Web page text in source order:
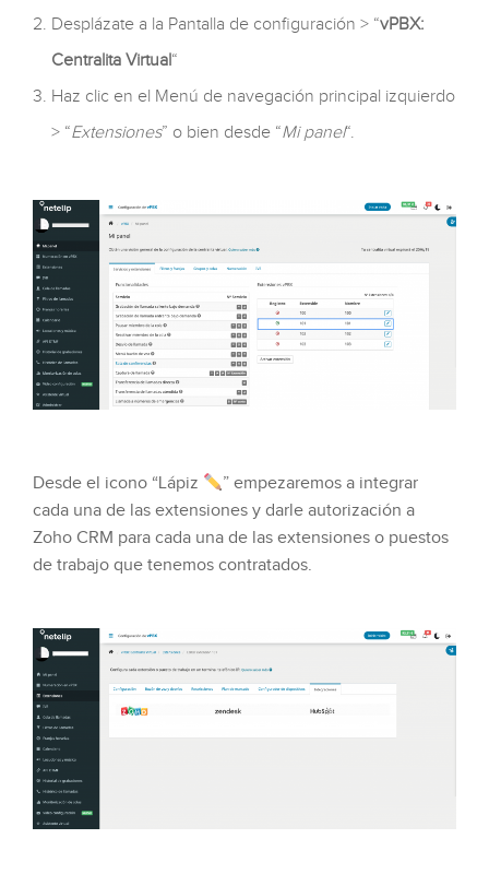
Desplázate a la Pantalla de configuración > “vPBX:
Centralita Virtual“
Haz clic en el Menú de navegación principal izquierdo
> “Extensiones” o bien desde “Mi panel“.
Desde el icono “Lápiz
” empezaremos a integrar
cada una de las extensiones y darle autorización a
Zoho CRM para cada una de las extensiones o puestos
de trabajo que tenemos contratados.